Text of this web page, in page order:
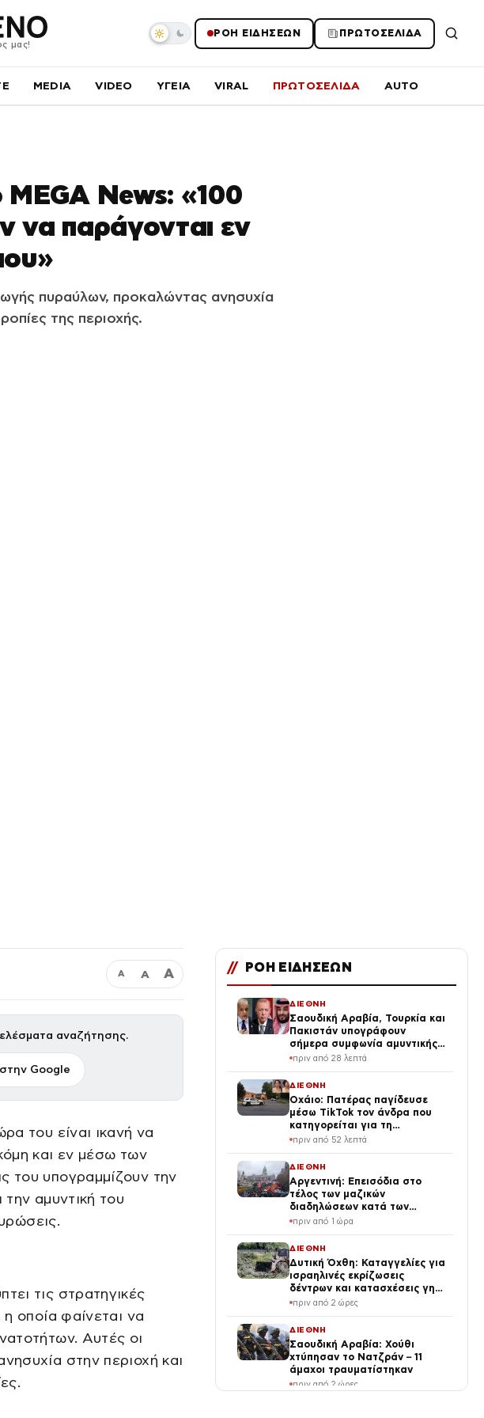
μας!
ΡΟΗ ΕΙΔΗΣΕΩΝ ΠΡΩΤΟΣΕΛΙΔΑ
MEDIA VIDEO ΥΓΕΙΑ VIRAL ΠΡΩΤΟΣΕΛΙΔΑ AUTO
News: «100
να παράγονται εν
πυραύλων, προκαλώντας ανησυχία
της περιοχής.
Α Α Α
αναζήτησης.
Google
του είναι ικανή να
και εν μέσω των
του υπογραμμίζουν την
αμυντική του
τις στρατηγικές
οποία φαίνεται να
Αυτές οι
στην περιοχή και
// ΡΟΗ ΕΙΔΗΣΕΩΝ
ΔΙΕΘΝΗ
Σαουδική Αραβία, Τουρκία και
Πακιστάν υπογράφουν
σήμερα συμφωνία αμυντικής
συνεργασίας εν μέσω της
πριν από 28 λεπτά
ΔΙΕΘΝΗ
Οχάιο: Πατέρας παγίδευσε
μέσω TikTok τον άνδρα που
κατηγορείται για τη
σεξουαλική κακοποίηση της
πυροβόλησε
πριν από 52 λεπτά
ΔΙΕΘΝΗ
Αργεντινή: Επεισόδια στο
τέλος των μαζικών
διαδηλώσεων κατά των
μεταρρυθμίσεων Μιλέι, βίντεο
πριν από 1 ώρα
ΔΙΕΘΝΗ
Δυτική Όχθη: Καταγγελίες για
ισραηλινές εκρίζωσεις
δέντρων και κατασχέσεις γης
στην Τζενίν
πριν από 2 ώρες
ΔΙΕΘΝΗ
Σαουδική Αραβία: Χούθι
χτύπησαν το Νατζράν – 11
άμαχοι τραυματίστηκαν
πριν από 2 ώρες